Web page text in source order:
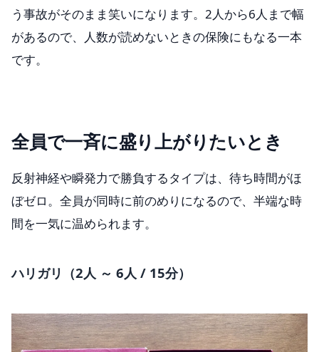
う事故がそのまま笑いになります。2人から6人まで幅
があるので、人数が読めないときの保険にもなる一本
です。
全員で一斉に盛り上がりたいとき
反射神経や瞬発力で勝負するタイプは、待ち時間がほ
ぼゼロ。全員が同時に前のめりになるので、半端な時
間を一気に温められます。
ハリガリ（2人 ～ 6人 / 15分）